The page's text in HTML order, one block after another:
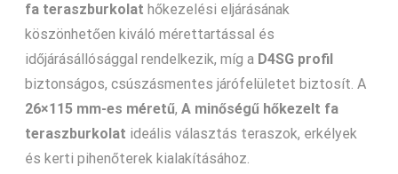
fa teraszburkolat hőkezelési eljárásának
köszönhetően kiváló mérettartással és
időjárásállósággal rendelkezik, míg a D4SG profil
biztonságos, csúszásmentes járófelületet biztosít. A
26×115 mm-es méretű, A minőségű hőkezelt fa
teraszburkolat ideális választás teraszok, erkélyek
és kerti pihenőterek kialakításához.